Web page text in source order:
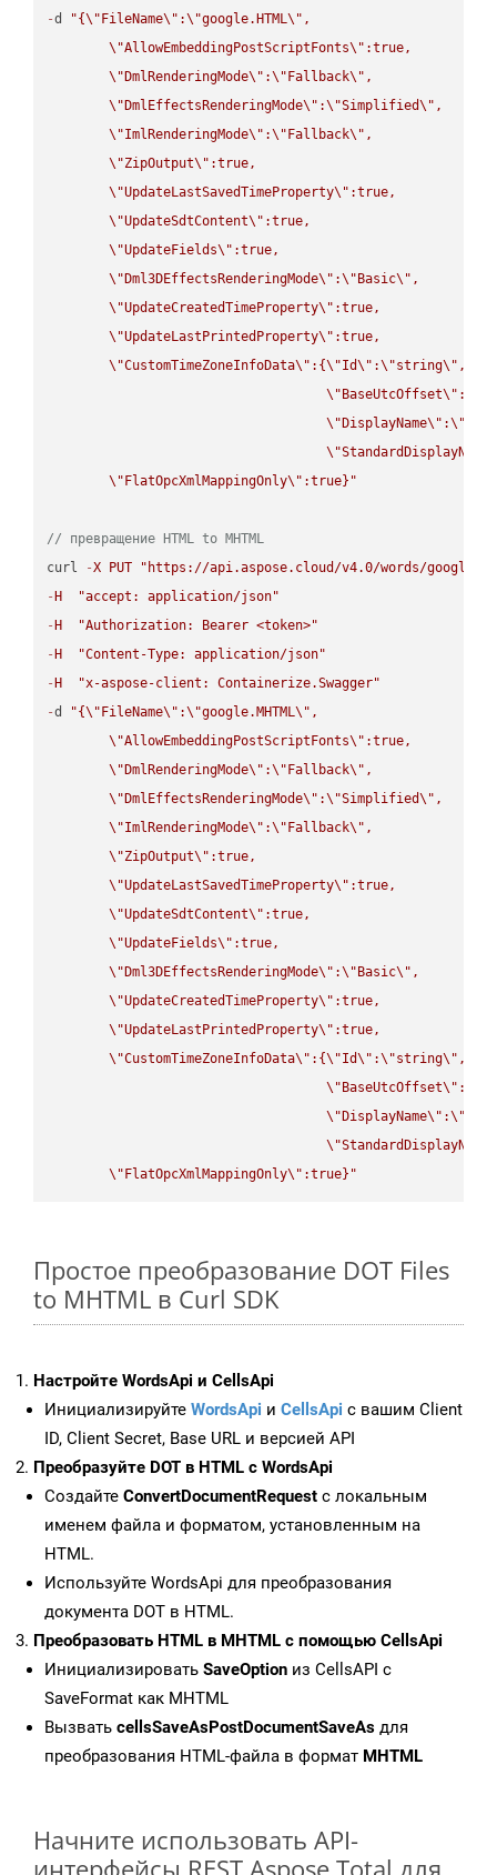
-d "{\" FileName\" :\"google.HTML\" ,
\"AllowEmbeddingPostScriptFonts\" :true,
\" DmlRenderingMode\" :\" Fallback\" ,
\" DmlEffectsRenderingMode\" :\"Simplified\" ,
\"ImlRenderingMode\" :\" Fallback\" ,
\"ZipOutput\" :true,
\"UpdateLastSavedTimeProperty\" :true,
\"UpdateSdtContent\" :true,
\"UpdateFields\" :true,
\" Dml3DEffectsRenderingMode\" :\" Basic\" ,
\"UpdateCreatedTimeProperty\" :true,
\"UpdateLastPrintedProperty\" :true,
\"CustomTimeZoneInfoData\" :{\"Id\" :\"string\" ,
\" BaseUtcOffset\" :
\" DisplayName\" :\"
\"StandardDisplayName
\" FlatOpcXmlMappingOnly\" :true}"
// превращение HTML to MHTML
curl
-X PUT
"https://api.aspose.cloud/v4.0/words/
- H
"accept: application/json"
- H
"Authorization: Bearer <token>"
- H
"Content-Type: application/json"
- H
"x-aspose-client: Containerize.Swagger"
-d "{\" FileName\" :\"google.MHTML\" ,
\"AllowEmbeddingPostScriptFonts\" :true,
\" DmlRenderingMode\" :\" Fallback\" ,
\" DmlEffectsRenderingMode\" :\"Simplified\" ,
\"ImlRenderingMode\" :\" Fallback\" ,
\"ZipOutput\" :true,
\"UpdateLastSavedTimeProperty\" :true,
\"UpdateSdtContent\" :true,
\"UpdateFields\" :true,
\" Dml3DEffectsRenderingMode\" :\" Basic\" ,
\"UpdateCreatedTimeProperty\" :true,
\"UpdateLastPrintedProperty\" :true,
\"CustomTimeZoneInfoData\" :{\"Id\" :\"string\" ,
\" BaseUtcOffset\" :
\" DisplayName\" :\"
\"StandardDisplayName
\" FlatOpcXmlMappingOnly\" :true}"
Простое преобразование DOT Files
to MHTML в Curl SDK
Настройте WordsApi и CellsApi
Инициализируйте WordsApi и CellsApi с вашим Client
ID, Client Secret, Base URL и версией API
Преобразуйте DOT в HTML с WordsApi
Создайте ConvertDocumentRequest с локальным
именем файла и форматом, установленным на
HTML.
Используйте WordsApi для преобразования
документа DOT в HTML.
Преобразовать HTML в MHTML с помощью CellsApi
Инициализировать SaveOption из CellsAPI с
SaveFormat как MHTML
Вызвать cellsSaveAsPostDocumentSaveAs для
преобразования HTML-файла в формат MHTML
Начните использовать API-